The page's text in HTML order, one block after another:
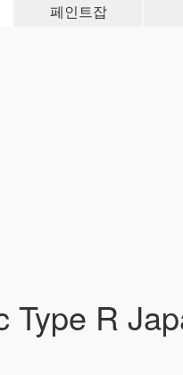
페인트잡
Type R